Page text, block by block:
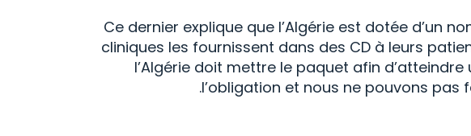
Ce dernier explique que l’Algérie est dotée d’un
cliniques les fournissent dans des CD à leurs
l’Algérie doit mettre le paquet afin
l’obligation et nous ne pouvons